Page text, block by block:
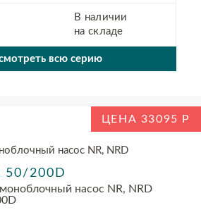
В наличии
на складе
всю серию
ЦЕНА 33095
насос NR, NRD
50/200D